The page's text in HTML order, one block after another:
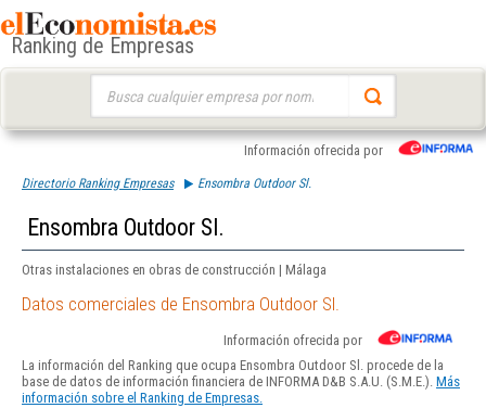
Ranking de Empresas
Información ofrecida por
Directorio Ranking Empresas Ensombra Outdoor Sl.
Ensombra Outdoor Sl.
Otras instalaciones en obras de construcción | Málaga
Datos comerciales de Ensombra Outdoor Sl.
Información ofrecida por
La información del Ranking que ocupa Ensombra Outdoor Sl. procede de la
base de datos de información financiera de INFORMA D&B S.A.U. (S.M.E.). Más
información sobre el Ranking de Empresas.